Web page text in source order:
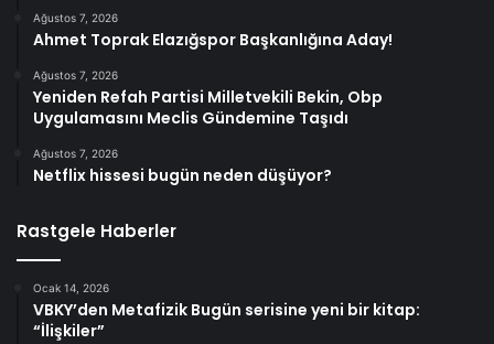
Ağustos 7, 2026
Ahmet Toprak Elazığspor Başkanlığına Aday!
Ağustos 7, 2026
Yeniden Refah Partisi Milletvekili Bekin, Obp
Uygulamasını Meclis Gündemine Taşıdı
Ağustos 7, 2026
Netflix hissesi bugün neden düşüyor?
Rastgele Haberler
Ocak 14, 2026
VBKY’den Metafizik Bugün serisine yeni bir kitap:
“İlişkiler”